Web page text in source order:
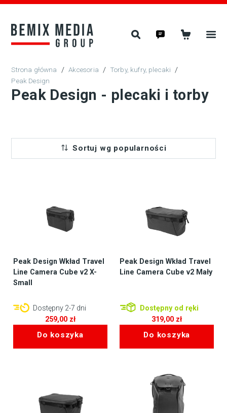
/ Akcesoria / Torby, kufry, plecaki /
Peak Design
Peak Design - plecaki i torby
Sortuj wg popularności
Peak Design Wkład Travel
Line Camera Cube v2 X-
Small
Dostępny 2-7 dni
259,00 zł
Do koszyka
Peak Design Wkład Travel
Line Camera Cube v2 Mały
Dostępny od ręki
319,00 zł
Do koszyka